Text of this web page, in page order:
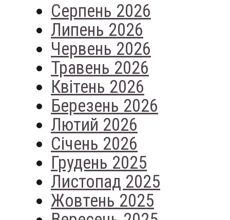
Серпень 2026
Липень 2026
Червень 2026
Травень 2026
Квітень 2026
Березень 2026
Лютий 2026
Січень 2026
Грудень 2025
Листопад 2025
Жовтень 2025